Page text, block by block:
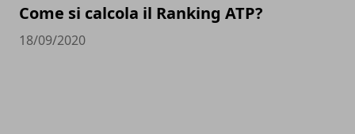
Come si calcola il Ranking ATP?
18/09/2020